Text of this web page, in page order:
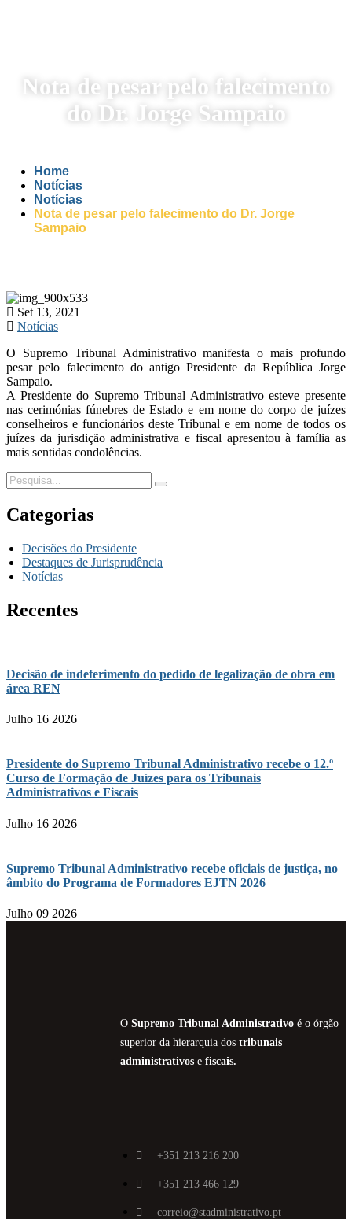
Nota de pesar pelo falecimento
do Dr. Jorge Sampaio
Home
Notícias
Notícias
Nota de pesar pelo falecimento do Dr. Jorge
Sampaio
Set 13, 2021
Notícias
O Supremo Tribunal Administrativo manifesta o mais profundo
pesar pelo falecimento do antigo Presidente da República Jorge
Sampaio.
A Presidente do Supremo Tribunal Administrativo esteve presente
nas cerimónias fúnebres de Estado e em nome do corpo de juízes
conselheiros e funcionários deste Tribunal e em nome de todos os
juízes da jurisdição administrativa e fiscal apresentou à família as
mais sentidas condolências.
Categorias
Decisões do Presidente
Destaques de Jurisprudência
Notícias
Recentes
Decisão de indeferimento do pedido de legalização de obra em
área REN
Julho 16 2026
Presidente do Supremo Tribunal Administrativo recebe o 12.º
Curso de Formação de Juízes para os Tribunais
Administrativos e Fiscais
Julho 16 2026
Supremo Tribunal Administrativo recebe oficiais de justiça, no
âmbito do Programa de Formadores EJTN 2026
Julho 09 2026
O Supremo Tribunal Administrativoé o órgão
superior da hierarquia dos tribunais
administrativose fiscais.
+351 213 216 200
+351 213 466 129
correio@stadministrativo.pt